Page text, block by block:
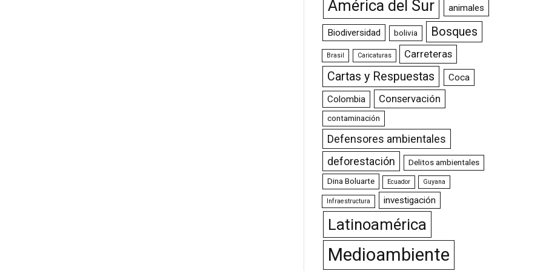
América del Sur animales
Biodiversidad bolivia Bosques
Brasil Caricaturas Carreteras
Cartas y Respuestas
Coca
Colombia
Conservación
contaminación
Defensores ambientales
deforestación
Delitos ambientales
Dina Boluarte Ecuador Guyana
Infraestructura investigación
Latinoamérica
Medioambiente